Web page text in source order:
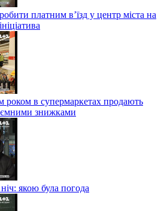
платним в’їзд у центр міста на
роком в супермаркетах продають
знижками
якою була погода